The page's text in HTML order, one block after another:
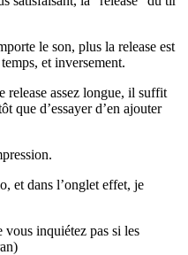
le son, plus la release est
et inversement.
release assez longue, il suffit
que d’essayer d’en ajouter
et dans l’onglet effet, je
vous inquiétez pas si les